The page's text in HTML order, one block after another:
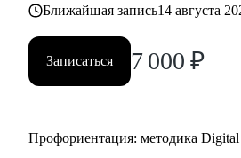
Бухгалтеры, Финансовые
Менеджеры по продажам, Торговые
• Операционному и Торговому
консультанты, Кассиры, Складские
• Начинающим специалистам
Ближайшая запись14 августа
Записаться 7 000 ₽
Профориентация: методика Digital